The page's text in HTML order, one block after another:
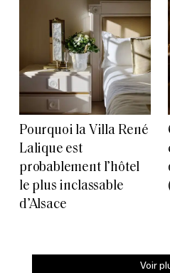
Pourquoi la Villa René
Lalique est
probablement l’hôtel
le plus inclassable
d’Alsace
Voir